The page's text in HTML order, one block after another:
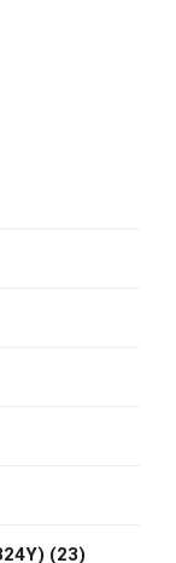
(23)